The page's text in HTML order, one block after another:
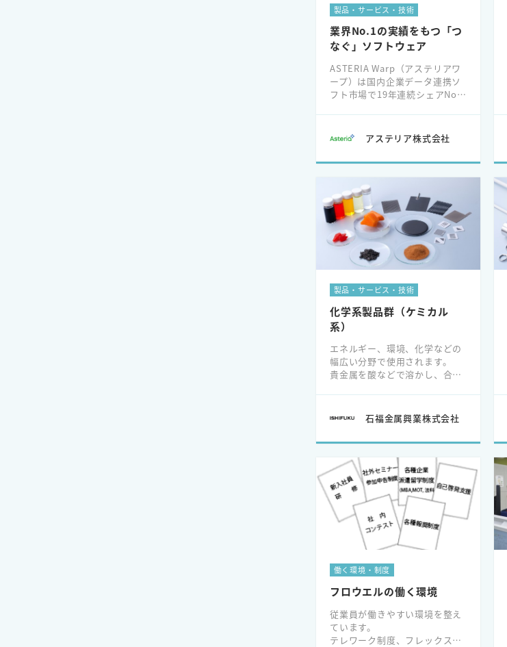
製品・サービス・技術
業界No.1の実績をもつ「つ
なぐ」ソフトウェア
ASTERIA Warp（アステリアワ
ープ）は国内企業データ連携ソ
フト市場で19年連続シェアNo.1
ィング総覧 EAI/ESB 市場
アステリア株式会社
製品・サービス・技術
化学系製品群（ケミカル
系）
エネルギー、環境、化学などの
幅広い分野で使用されます。
貴金属を酸などで溶かし、合成
（用途例）燃料電池用触媒、殺
菌消臭成分生成、ガスセンサー
など
石福金属興業株式会社
働く環境・制度
フロウエルの働く環境
従業員が働きやすい環境を整え
ています。
テレワーク制度、フレックスタ